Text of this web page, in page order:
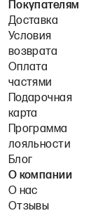
Покупателям
Доставка
Условия
возврата
Оплата
частями
Подарочная
карта
Программа
лояльности
Блог
О компании
О нас
Отзывы